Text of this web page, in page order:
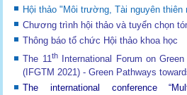
Hội thảo "Môi trường, Tài nguyên thiên
Chương trình hội thảo và tuyển chọn
Thông báo tổ chức Hội thảo khoa học
The 11thInternational Forum on Green
(IFGTM 2021) - Green Pathways
The international conference